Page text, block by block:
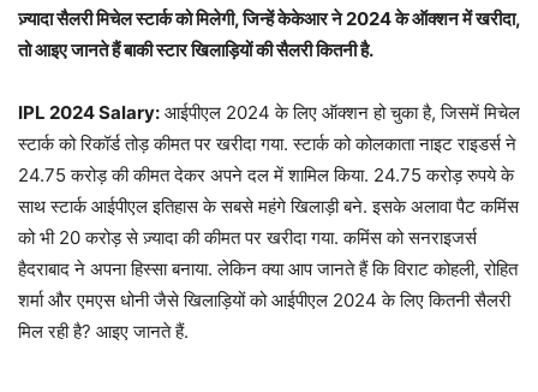
ज़्यादा सैलरी मिचेल स्टार्क को मिलेगी, जिन्हें केकेआर ने 2024 के ऑक्शन में खरीदा,
तो आइए जानते हैं बाकी स्टार खिलाड़ियों की सैलरी कितनी है.
IPL 2024 Salary: आईपीएल 2024 के लिए ऑक्शन हो चुका है, जिसमें मिचेल
स्टार्क को रिकॉर्ड तोड़ कीमत पर खरीदा गया. स्टार्क को कोलकाता नाइट राइडर्स ने
24.75 करोड़ की कीमत देकर अपने दल में शामिल किया. 24.75 करोड़ रुपये के
साथ स्टार्क आईपीएल इतिहास के सबसे महंगे खिलाड़ी बने. इसके अलावा पैट कमिंस
को भी 20 करोड़ से ज़्यादा की कीमत पर खरीदा गया. कमिंस को सनराइजर्स
हैदराबाद ने अपना हिस्सा बनाया. लेकिन क्या आप जानते हैं कि विराट कोहली, रोहित
शर्मा और एमएस धोनी जैसे खिलाड़ियों को आईपीएल 2024 के लिए कितनी सैलरी
मिल रही है? आइए जानते हैं.